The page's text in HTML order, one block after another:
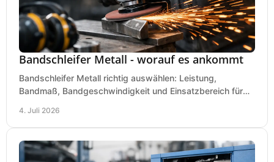
Bandschleifer Metall - worauf es ankommt
Bandschleifer Metall richtig auswählen: Leistung,
Bandmaß, Bandgeschwindigkeit und Einsatzbereich für
4. Juli 2026